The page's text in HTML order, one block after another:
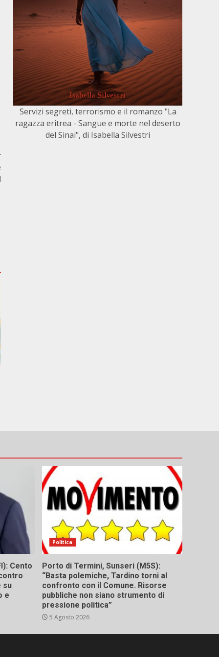
Servizi segreti, terrorismo e il romanzo "La
ragazza eritrea - Sangue e morte nel deserto
del Sinai", di Isabella Silvestri
Cento
su
e
Politica
Porto di Termini, Sunseri (M5S):
“Basta polemiche, Tardino torni al
confronto con il Comune. Risorse
pubbliche non siano strumento di
pressione politica”
5 Agosto 2026